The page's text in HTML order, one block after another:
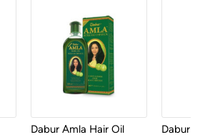
Dabur Amla Hair Oil
Dabur